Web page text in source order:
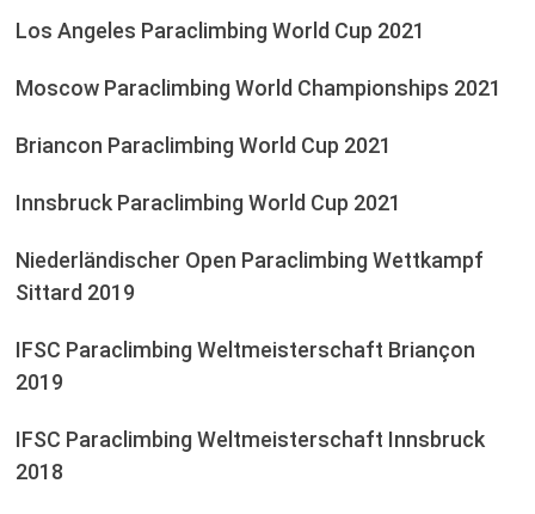
Los Angeles Paraclimbing World Cup 2021
Moscow Paraclimbing World Championships 2021
Briancon Paraclimbing World Cup 2021
Innsbruck Paraclimbing World Cup 2021
Niederländischer Open Paraclimbing Wettkampf
Sittard 2019
IFSC Paraclimbing Weltmeisterschaft Briançon
2019
IFSC Paraclimbing Weltmeisterschaft Innsbruck
2018